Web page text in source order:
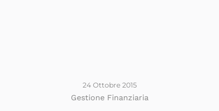
24 Ottobre 2015
Gestione Finanziaria